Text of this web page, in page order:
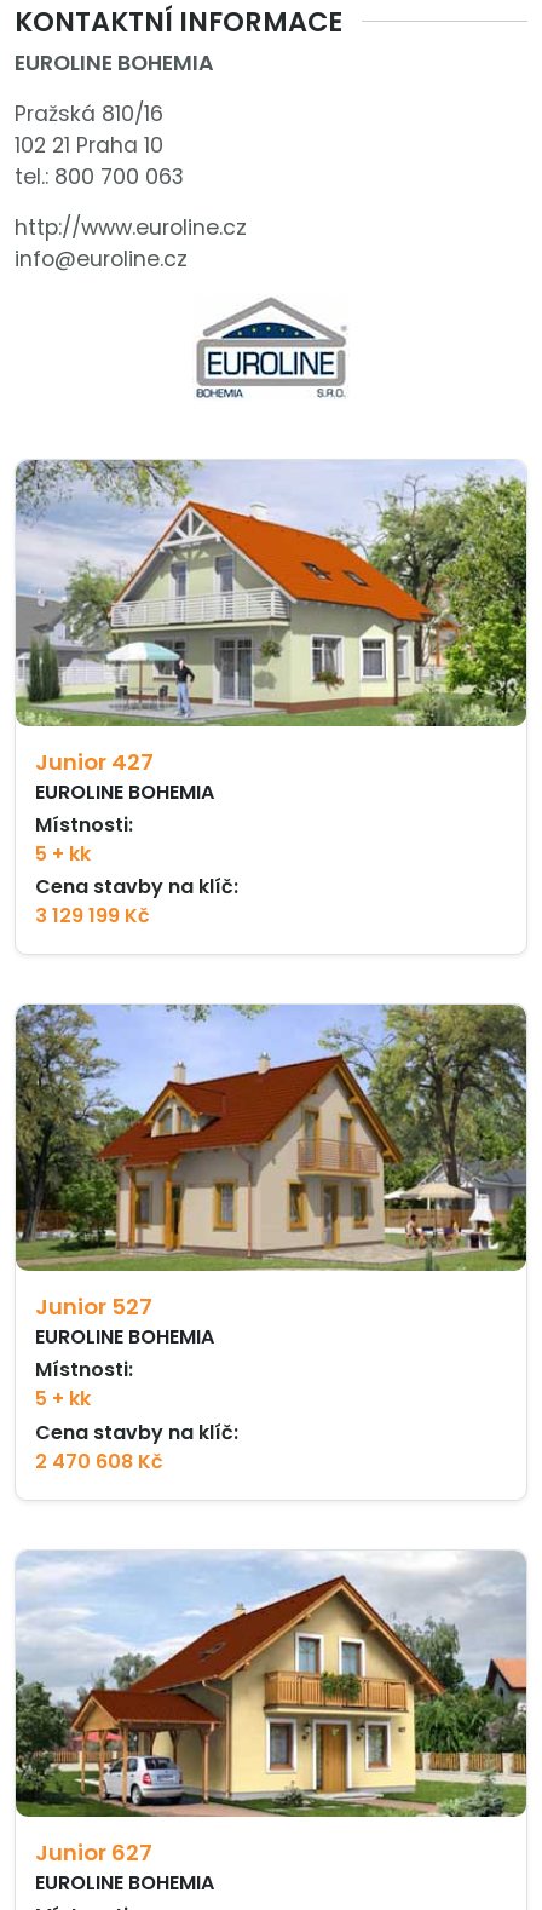
KONTAKTNÍ INFORMACE
EUROLINE BOHEMIA
Pražská 810/16
102 21 Praha 10
tel.: 800 700 063
http://www.euroline.cz
info@euroline.cz
Junior 427
EUROLINE BOHEMIA
Místnosti:
5 + kk
Cena stavby na klíč:
3 129 199 Kč
Junior 527
EUROLINE BOHEMIA
Místnosti:
5 + kk
Cena stavby na klíč:
2 470 608 Kč
Junior 627
EUROLINE BOHEMIA